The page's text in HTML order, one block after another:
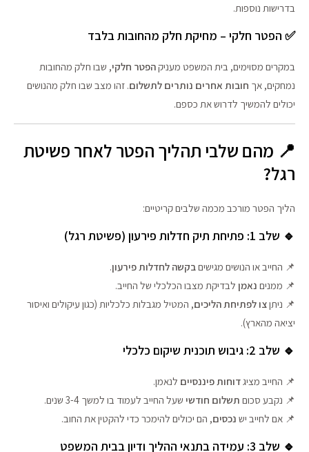
בדרישות נוספות.
✅ הפטר חלקי – מחיקת חלק מהחובות בלבד
במקרים מסוימים, בית המשפט מעניקהפטר חלקי, שבו חלק מהחובות
נמחקים, אך חובות אחרים נותרים לתשלום. זהו מצב שבו חלק מהנושים
יכולים להמשיך לדרוש את כספם.
📍 מהם שלבי תהליך הפטר לאחר פשיטת
רגל?
הליך הפטר מורכב מכמה שלבים קריטיים:
🔹 שלב 1: פתיחת תיק חדלות פירעון (פשיטת רגל)
📌 החייב או הנושים מגישיםבקשה לחדלות פירעון.
📌 ממנים נאמן לבדיקת מצבו הכלכלי של החייב.
📌 ניתןצו לפתיחת הליכים, המטיל מגבלות כלכליות (כגון עיקולים ואיסור
יציאה מהארץ).
🔹 שלב 2: גיבוש תוכנית שיקום כלכלי
📌 החייב מציגדוחות פיננסיים לנאמן.
📌 נקבע סכום תשלום חודשי שעל החייב לעמוד בו למשך 3-4 שנים.
📌 אם לחייב יש נכסים, הם יכולים להימכר כדי להקטין את החוב.
🔹 שלב 3: עמידה בתנאי ההליך ודיון בבית המשפט